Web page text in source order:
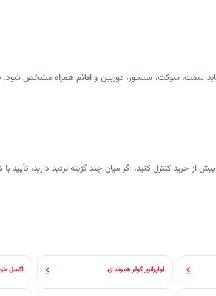
سمت، سوکت، سنسور، دوربین و اقلام همراه مشخص شود.
کنترل کنید. اگر میان چند گزینه تردید دارید، تأیید
اواپراتور کولر هیوندای اکسل